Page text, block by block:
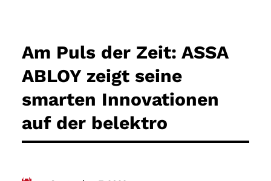
Am Puls der Zeit: ASSA
ABLOY zeigt seine
smarten Innovationen
auf der belektro